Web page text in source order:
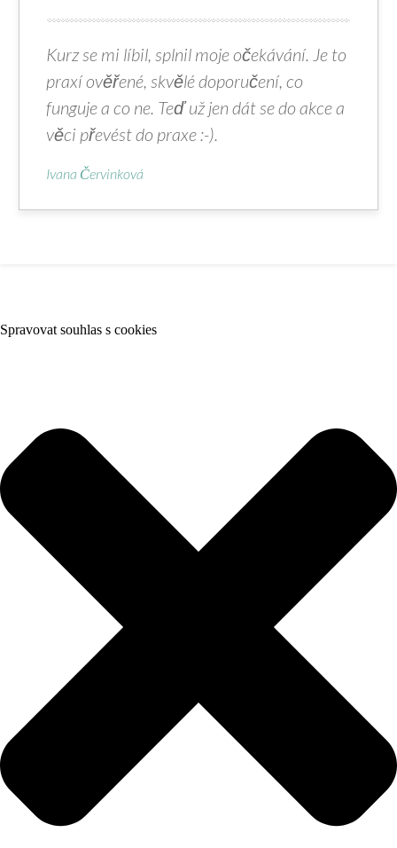
Kurz se mi líbil, splnil moje očekávání. Je to
praxí ověřené, skvělé doporučení, co
funguje a co ne. Teď už jen dát se do akce a
věci převést do praxe :-).
Ivana Červinková
Spravovat souhlas s cookies